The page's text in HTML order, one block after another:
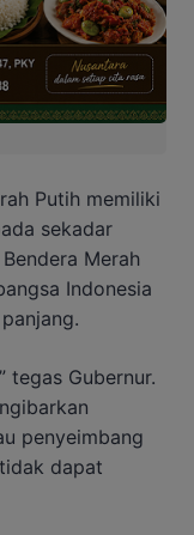
Putih memiliki
sekadar
Merah
Indonesia
tegas Gubernur.
penyeimbang
dapat